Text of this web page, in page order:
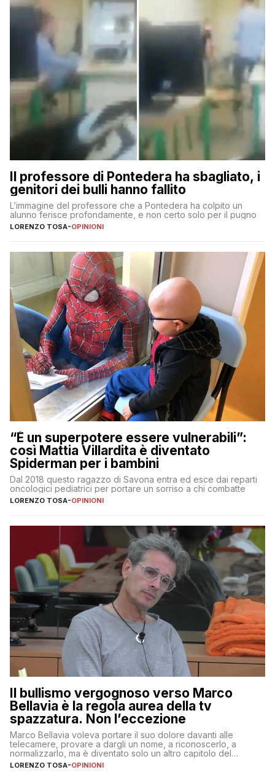
Il professore di Pontedera ha sbagliato, i
genitori dei bulli hanno fallito
L’immagine del professore che a Pontedera ha colpito un
alunno ferisce profondamente, e non certo solo per il pugno
LORENZO TOSA-OPINIONI
“È un superpotere essere vulnerabili”:
così Mattia Villardita è diventato
Spiderman per i bambini
Dal 2018 questo ragazzo di Savona entra ed esce dai reparti
oncologici pediatrici per portare un sorriso a chi combatte
LORENZO TOSA-OPINIONI
Il bullismo vergognoso verso Marco
Bellavia è la regola aurea della tv
spazzatura. Non l’eccezione
Marco Bellavia voleva portare il suo dolore davanti alle
telecamere, provare a dargli un nome, a riconoscerlo, a
normalizzarlo, ma è diventato solo un altro capitolo del
copione
LORENZO TOSA-OPINIONI